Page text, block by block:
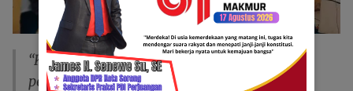
“Kami siap melanjutkan tongkat estafet
perjuangan ini. IPMNI harus menjadi ruang